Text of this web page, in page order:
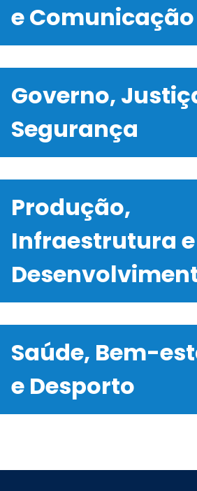
e Comunicação
Governo,
Segurança
Produção,
Infraestrutura e
Saúde, Bem-
e Desporto